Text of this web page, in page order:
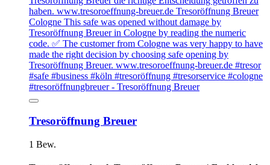
Tresoröffnung Breuer
1 Bew.